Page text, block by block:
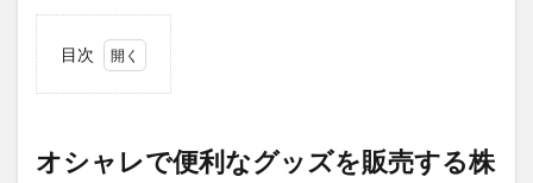
目次
なグッ
ズを販
オシャレで便利なグッズを販売する株